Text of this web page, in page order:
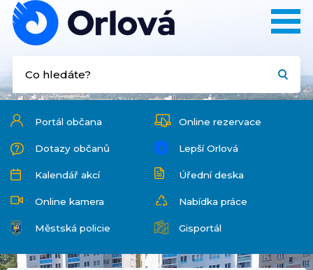
Portál občana Online rezervace
Dotazy občanů Lepší Orlová
Kalendář akcí Úřední deska
Online kamera Nabídka práce
Městská policie Gisportál